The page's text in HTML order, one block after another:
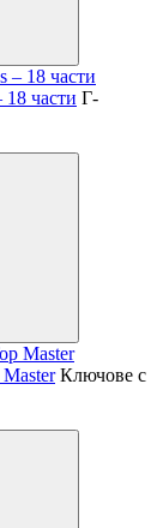
части Г-
Ключове с